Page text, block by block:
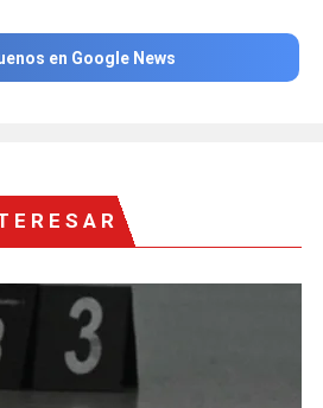
en Google News